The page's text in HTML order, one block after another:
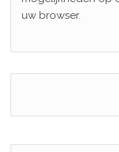
uw browser.